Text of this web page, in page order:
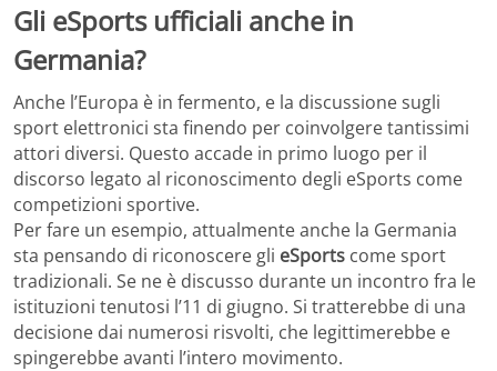
Gli eSports ufficiali anche in
Germania?
Anche l’Europa è in fermento, e la discussione sugli
sport elettronici sta finendo per coinvolgere tantissimi
attori diversi. Questo accade in primo luogo per il
discorso legato al riconoscimento degli eSports come
competizioni sportive.
Per fare un esempio, attualmente anche la Germania
sta pensando di riconoscere gli eSports come sport
tradizionali. Se ne è discusso durante un incontro fra le
istituzioni tenutosi l’11 di giugno. Si tratterebbe di una
decisione dai numerosi risvolti, che legittimerebbe e
spingerebbe avanti l’intero movimento.